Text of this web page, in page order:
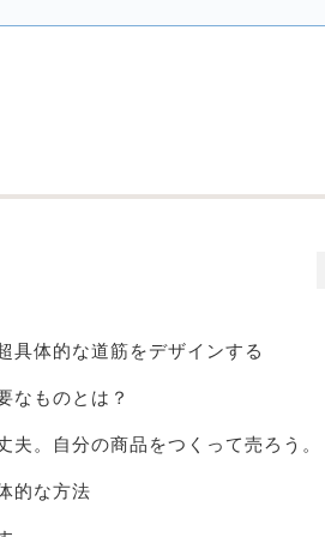
具体的な道筋をデザインする
なものとは？
夫。自分の商品をつくって売ろう。
的な方法